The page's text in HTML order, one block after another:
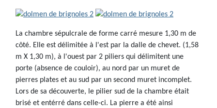
La chambre sépulcrale de forme carré mesure 1,30 m de
côté. Elle est délimitée à l'est par la dalle de chevet. (1,58
m X 1,30 m), à l'ouest par 2 piliers qui délimitent une
porte (absence de couloir), au nord par un muret de
pierres plates et au sud par un second muret incomplet.
Lors de sa découverte, le pilier sud de la chambre était
brisé et entérré dans celle-ci. La pierre a été ainsi